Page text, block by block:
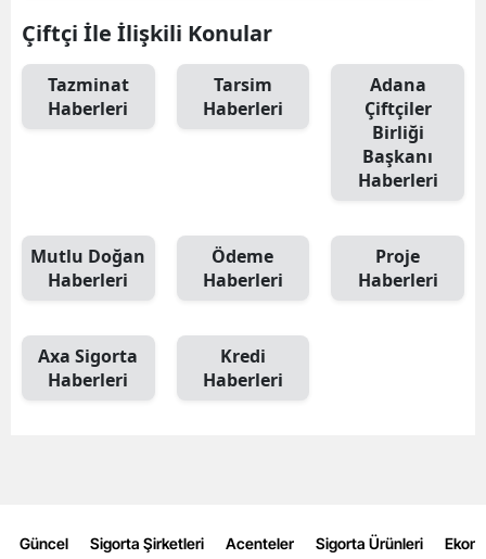
Kastamonu
Kayseri
Kırklareli
Konya
Kütahya
Çiftçi İle İlişkili Konular
Tazminat
Haberleri
Tarsim
Haberleri
Adana
Çiftçiler
Birliği
Başkanı
Haberleri
Mutlu Doğan
Haberleri
Ödeme
Haberleri
Proje
Haberleri
Axa Sigorta
Haberleri
Kredi
Haberleri
Güncel Sigorta Şirketleri Acenteler Sigorta Ürünleri